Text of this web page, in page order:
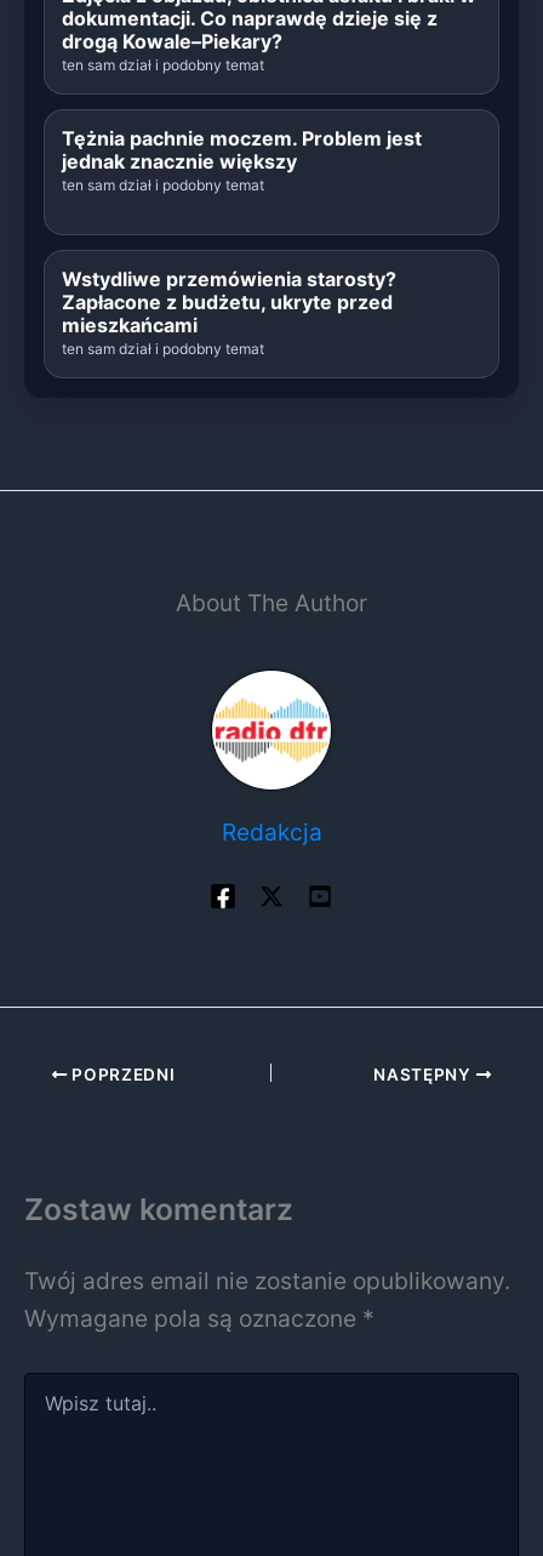
dokumentacji. Co naprawdę dzieje się z
drogą Kowale–Piekary?
ten sam dział i podobny temat
Tężnia pachnie moczem. Problem jest
jednak znacznie większy
ten sam dział i podobny temat
Wstydliwe przemówienia starosty?
Zapłacone z budżetu, ukryte przed
mieszkańcami
ten sam dział i podobny temat
About The Author
Redakcja
POPRZEDNI NASTĘPNY
Zostaw komentarz
Twój adres email nie zostanie opublikowany.
Wymagane pola są oznaczone *
tutaj..